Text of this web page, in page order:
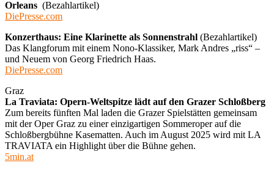
Orleans (Bezahlartikel)
DiePresse.com
Konzerthaus: Eine Klarinette als Sonnenstrahl (Bezahlartikel)
Das Klangforum mit einem Nono-Klassiker, Mark Andres „riss“ –
und Neuem von Georg Friedrich Haas.
DiePresse.com
Graz
La Traviata: Opern-Weltspitze lädt auf den Grazer Schloßberg
Zum bereits fünften Mal laden die Grazer Spielstätten gemeinsam
mit der Oper Graz zu einer einzigartigen Sommeroper auf die
Schloßbergbühne Kasematten. Auch im August 2025 wird mit LA
TRAVIATA ein Highlight über die Bühne gehen.
5min.at